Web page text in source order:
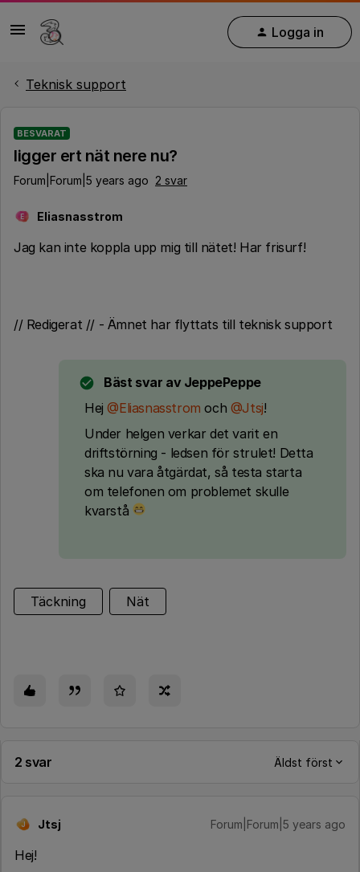
Logga in
Teknisk support
BESVARAT
ligger ert nät nere nu?
Forum|Forum|5 years ago 2 svar
E Eliasnasstrom
Jag kan inte koppla upp mig till nätet! Har frisurf!
// Redigerat // - Ämnet har flyttats till teknisk support
Bäst svar av JeppePeppe
Hej@Eliasnasstrom och @Jtsj!
Under helgen verkar det varit en
driftstörning - ledsen för strulet! Detta
ska nu vara åtgärdat, så testa starta
om telefonen om problemet skulle
kvarstå
Täckning Nät
2 svar Äldst först
J Jtsj Forum|Forum|5 years ago
Hej!